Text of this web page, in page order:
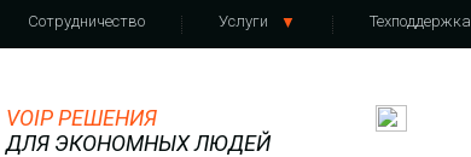
Сотрудничество Услуги Техподдержка
VOIP РЕШЕНИЯ
ДЛЯ ЭКОНОМНЫХ ЛЮДЕЙ